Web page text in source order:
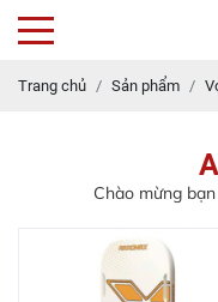
Trang chủ Sản phẩm
Chào mừng